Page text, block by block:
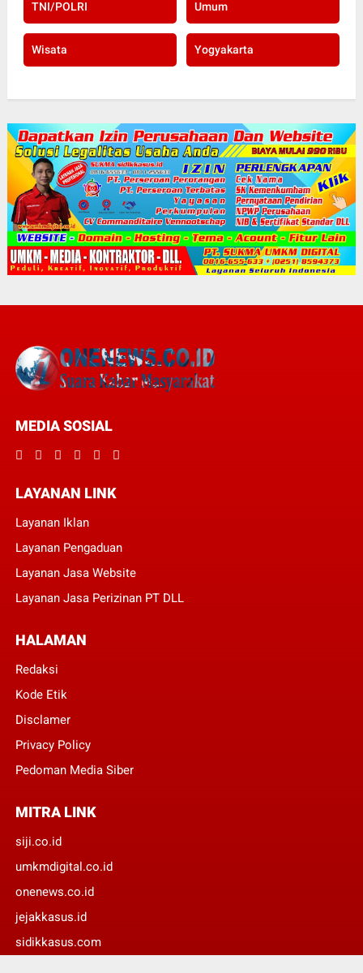
TNI/POLRI Umum
Wisata Yogyakarta
MEDIA SOSIAL
LAYANAN LINK
Layanan Iklan
Layanan Pengaduan
Layanan Jasa Website
Layanan Jasa Perizinan PT DLL
HALAMAN
Redaksi
Kode Etik
Disclamer
Privacy Policy
Pedoman Media Siber
MITRA LINK
siji.co.id
umkmdigital.co.id
onenews.co.id
jejakkasus.id
sidikkasus.com